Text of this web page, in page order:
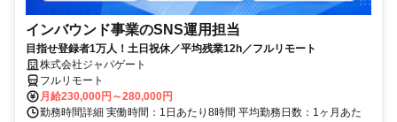
インバウンド事業のSNS運用担当
目指せ登録者1万人！土日祝休／平均残業12h／フルリモート
株式会社ジャパゲート
フルリモート
月給230,000円～280,000円
勤務時間詳細 実働時間：1日あたり8時間 平均勤務日数：1ヶ月あた